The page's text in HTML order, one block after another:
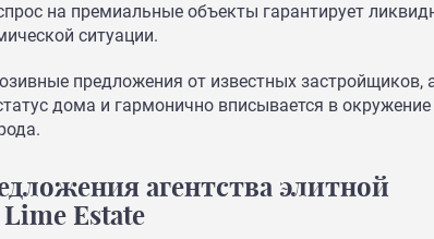
на премиальные объекты гарантирует
ситуации.
предложения от известных застройщиков,
дома и гармонично вписывается в окружение
агентства элитной
Estate